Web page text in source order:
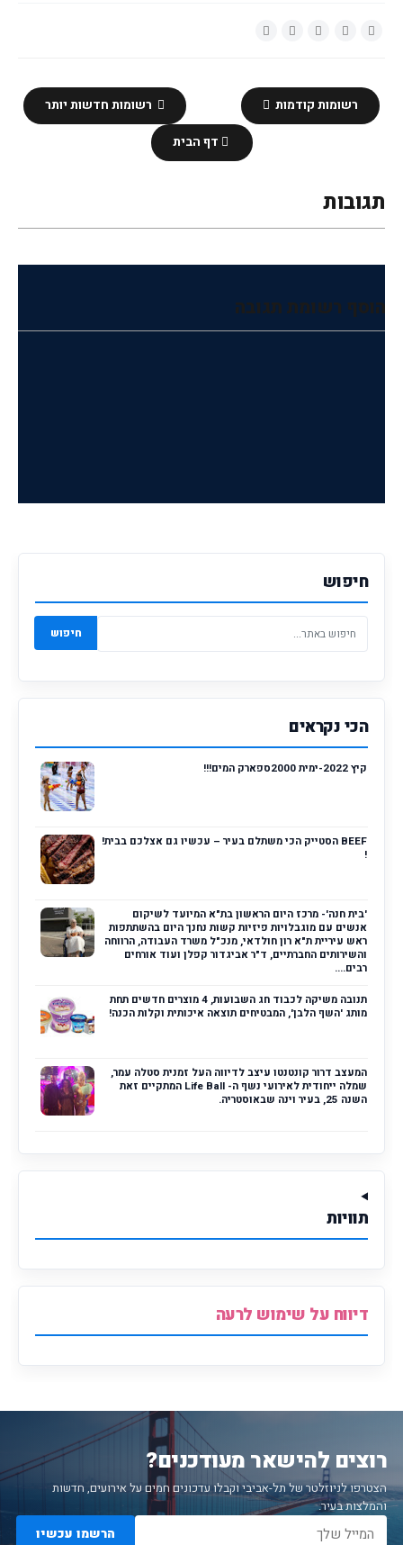
רשומות חדשות יותר רשומות קודמות
דף הבית
תגובות
הוסף רשומת תגובה
חיפוש
חיפוש
הכי נקראים
קיץ 2022-ימית 2000ספארק המים!!!
BEEF הסטייק הכי משתלם בעיר – עכשיו גם אצלכם בבית!
!
'בית חנה'- מרכז היום הראשון בת"א המיועד לשיקום
אנשים עם מוגבלויות פיזיות קשות נחנך היום בהשתתפות
ראש עיריית ת"א רון חולדאי, מנכ"ל משרד העבודה, הרווחה
והשירותים החברתיים, ד"ר אביגדור קפלן ועוד אורחים
רבים....
תנובה משיקה לכבוד חג השבועות, 4 מוצרים חדשים תחת
מותג 'השף הלבן', המבטיחים תוצאה איכותית וקלות הכנה!
המעצב דרור קונטנטו עיצב לדיווה העל זמנית סטלה עמר,
שמלה ייחודית לאירועי נשף ה- Life Ball המתקיים זאת
השנה 25, בעיר וינה שבאוסטריה.
תוויות
דיווח על שימוש לרעה
רוצים להישאר מעודכנים?
הצטרפו לניוזלטר של תל-אביבי וקבלו עדכונים חמים על אירועים, חדשות
והמלצות בעיר.
הרשמו עכשיו